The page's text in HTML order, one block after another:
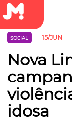
SOCIAL 15/JUN
Nova
idosa